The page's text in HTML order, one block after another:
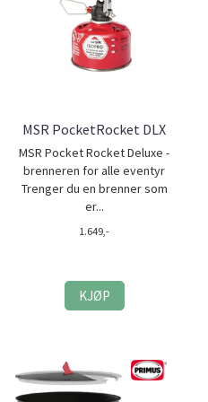
MSR PocketRocket DLX
MSR Pocket Rocket Deluxe -
brenneren for alle eventyr
Trenger du en brenner som
er...
1.649,-
KJØP